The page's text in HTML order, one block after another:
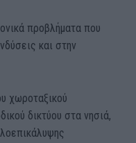
προβλήματα που
και στην
χωροταξικού
δικτύου στα νησιά,